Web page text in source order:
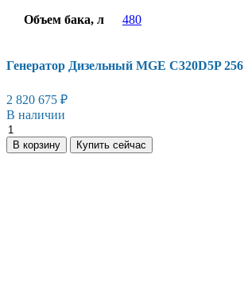
Объем бака, л 480
Генератор Дизельный MGE C320D5P 256
2 820 675 ₽
В наличии
Генератор
Дизельный
MGE
В корзину Купить сейчас